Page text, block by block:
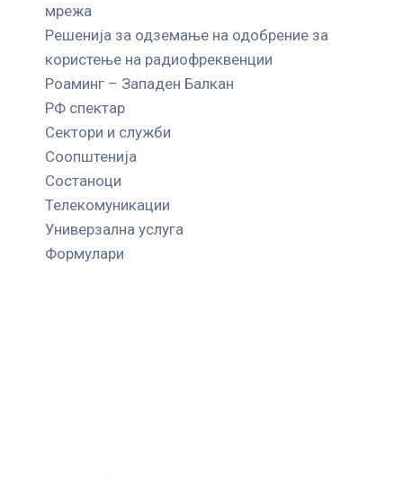
мрежа
Решенија за одземање на одобрение за
користење на радиофреквенции
Роаминг – Западен Балкан
РФ спектар
Сектори и служби
Соопштенија
Состаноци
Телекомуникации
Универзална услуга
Формулари